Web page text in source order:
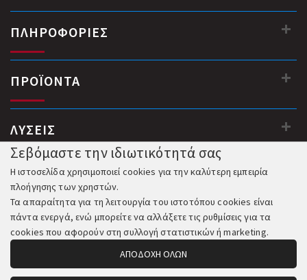
ΠΛΗΡΟΦΟΡΙΕΣ
ΠΡΟΪΟΝΤΑ
ΛΥΣΕΙΣ
Σεβόμαστε την ιδιωτικότητά σας
Η ιστοσελίδα χρησιμοποιεί cookies για την καλύτερη εμπειρία
πλοήγησης των χρηστών.
Τα απαραίτητα για τη λειτουργία του ιστοτόπου cookies είναι
πάντα ενεργά, ενώ μπορείτε να αλλάξετε τις ρυθμίσεις για τα
cookies που αφορούν στη συλλογή στατιστικών ή marketing.
ΑΠΟΔΟΧΗ ΟΛΩΝ